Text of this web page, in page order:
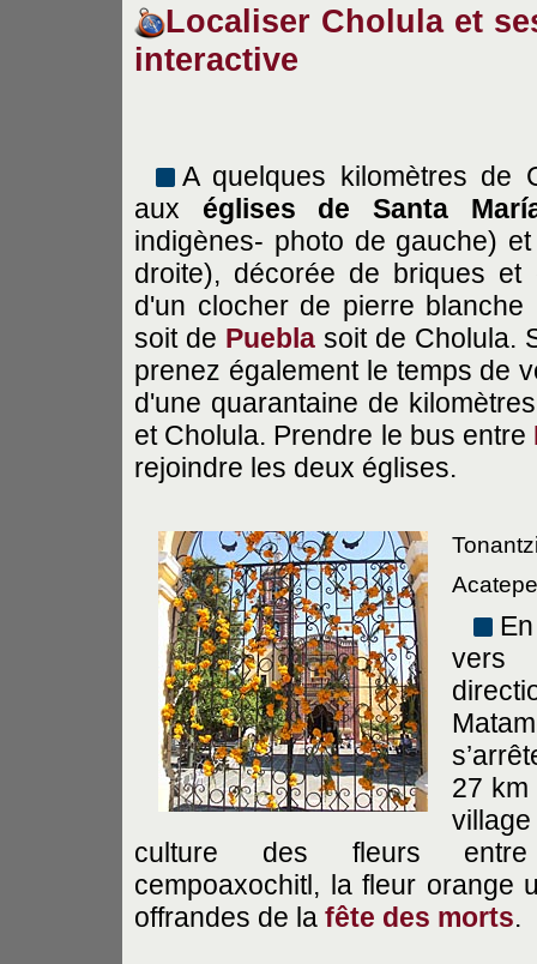
Localiser Cholula et
interactive
A quelques kilomètres de
aux églises de Santa
indigènes- photo de gauche)
droite), décorée de briques et
d'un clocher de pierre blanche
soit de Pueblasoit de Cholula.
prenez également le temps de
d'une quarantaine de
et Cholula. Prendre le bus entre
rejoindre les deux églises.
27
culture des fleurs
cempoaxochitl, la fleur orange
offrandes de la fête des morts.